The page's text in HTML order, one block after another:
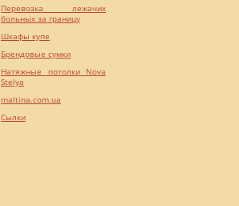
Перевозка лежачих
больных за границу
Шкафы купе
Брендовые сумки
Натяжные потолки Nova
Stelya
maltina.com.ua
Cылки